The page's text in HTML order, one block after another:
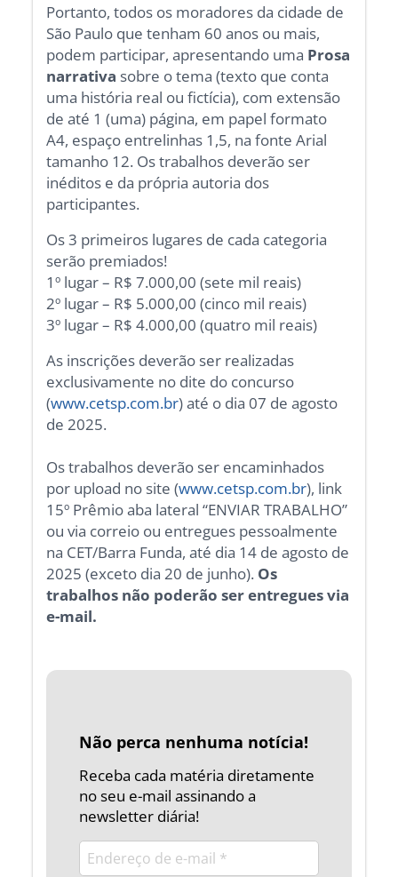
Portanto, todos os moradores da cidade de
São Paulo que tenham 60 anos ou mais,
podem participar, apresentando uma Prosa
narrativa sobre o tema (texto que conta
uma história real ou fictícia), com extensão
de até 1 (uma) página, em papel formato
A4, espaço entrelinhas 1,5, na fonte Arial
tamanho 12. Os trabalhos deverão ser
inéditos e da própria autoria dos
participantes.
Os 3 primeiros lugares de cada categoria
serão premiados!
1º lugar – R$ 7.000,00 (sete mil reais)
2º lugar – R$ 5.000,00 (cinco mil reais)
3º lugar – R$ 4.000,00 (quatro mil reais)
As inscrições deverão ser realizadas
exclusivamente no dite do concurso
(www.cetsp.com.br) até o dia 07 de agosto
de 2025.
Os trabalhos deverão ser encaminhados
por upload no site (www.cetsp.com.br), link
15º Prêmio aba lateral “ENVIAR TRABALHO”
ou via correio ou entregues pessoalmente
na CET/Barra Funda, até dia 14 de agosto de
2025 (exceto dia 20 de junho). Os
trabalhos não poderão ser entregues via
e-mail.
Não perca nenhuma notícia!
Receba cada matéria diretamente
no seu e-mail assinando a
newsletter diária!